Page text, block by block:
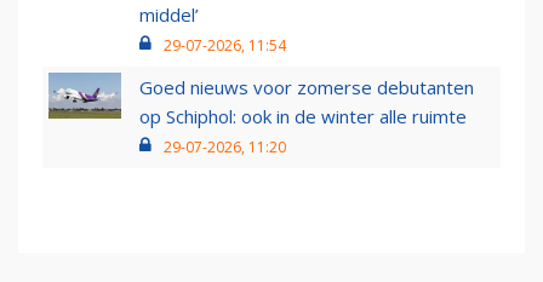
middel’
29-07-2026, 11:54
Goed nieuws voor zomerse debutanten
op Schiphol: ook in de winter alle ruimte
29-07-2026, 11:20